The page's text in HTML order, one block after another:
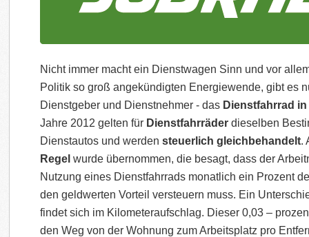
Nicht immer macht ein Dienstwagen Sinn und vor
Politik so groß angekündigten Energiewende, gibt es
Dienstgeber und Dienstnehmer - das Dienstfahrrad
Jahre 2012 gelten für Dienstfahrräder dieselben
Dienstautos und werden steuerlich gleichbehandelt.
Regel wurde übernommen, die besagt, dass der
Nutzung eines Dienstfahrrads monatlich ein Prozent
den geldwerten Vorteil versteuern muss. Ein
findet sich im Kilometeraufschlag. Dieser 0,03 –
den Weg von der Wohnung zum Arbeitsplatz pro